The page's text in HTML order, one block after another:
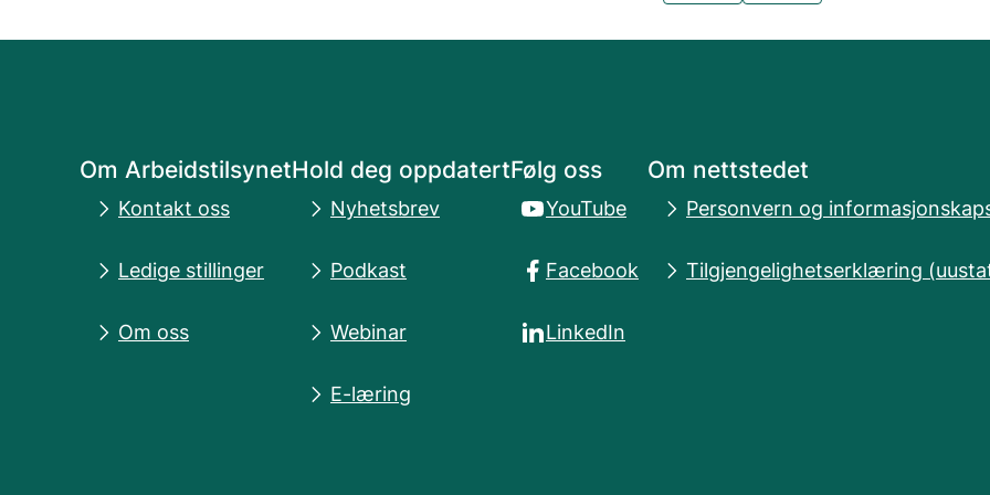
Om Arbeidstilsynet
Kontakt oss
Ledige stillinger
Om oss
Hold deg oppdatert
Nyhetsbrev
Podkast
Webinar
E-læring
Følg oss
YouTube
Facebook
LinkedIn
Om nettstedet
Personvern og
Tilgjengelighetserklæring